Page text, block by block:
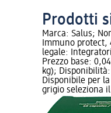
Prodotti
Marca: Salus;
Immuno protect,
legale:
Prezzo base:
kg);
Disponibile per
grigio seleziona